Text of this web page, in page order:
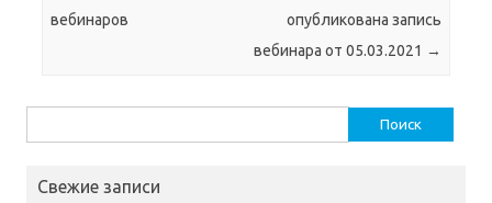
вебинаров
опубликована запись
вебинара от 05.03.2021 →
Свежие записи